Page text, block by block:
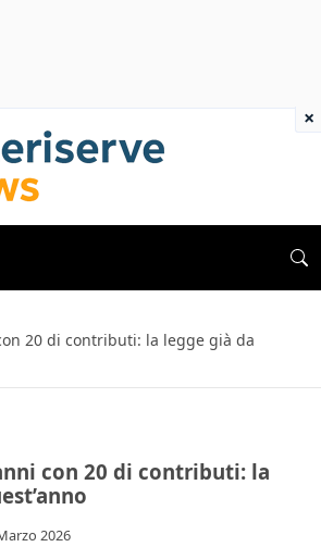
20 di contributi: la legge già da
con 20 di contributi: la
2026
×